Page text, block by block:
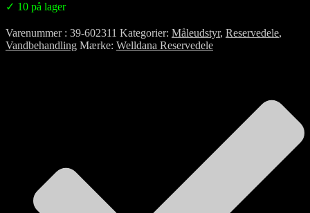
✓ 10 på lager
Varenummer 39-602311 Kategorier Måleudstyr, Reservedele,
Vandbehandling Mærke Welldana Reservedele